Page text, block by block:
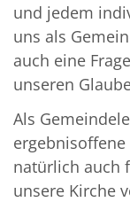
und jedem
uns als
auch eine
unseren
Als
ergebnisoffene
natürlich auch
unsere Kirche